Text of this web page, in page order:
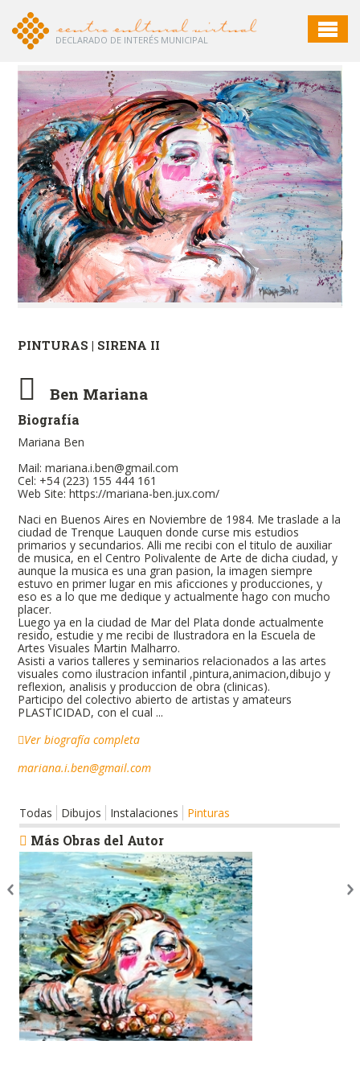
DECLARADO DE INTERÉS MUNICIPAL
PINTURAS | SIRENA II
Ben Mariana
Biografía
Mariana Ben
Mail: mariana.i.ben@gmail.com
Cel: +54 (223) 155 444 161
Web Site: https://mariana-ben.jux.com/
Naci en Buenos Aires en Noviembre de 1984. Me traslade a la
ciudad de Trenque Lauquen donde curse mis estudios
primarios y secundarios. Alli me recibi con el titulo de auxiliar
de musica, en el Centro Polivalente de Arte de dicha ciudad, y
aunque la musica es una gran pasion, la imagen siempre
estuvo en primer lugar en mis aficciones y producciones, y
eso es a lo que me dedique y actualmente hago con mucho
placer.
Luego ya en la ciudad de Mar del Plata donde actualmente
resido, estudie y me recibi de Ilustradora en la Escuela de
Artes Visuales Martin Malharro.
Asisti a varios talleres y seminarios relacionados a las artes
visuales como ilustracion infantil ,pintura,animacion,dibujo y
reflexion, analisis y produccion de obra (clinicas).
Participo del colectivo abierto de artistas y amateurs
PLASTICIDAD, con el cual ...
Ver biografía completa
mariana.i.ben@gmail.com
Todas Dibujos Instalaciones Pinturas
Más Obras del Autor